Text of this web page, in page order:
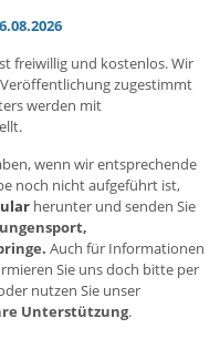
freiwillig und kostenlos. Wir
zugestimmt
werden mit
wenn wir entsprechende
noch nicht aufgeführt ist,
herunter und senden Sie
Auch für Informationen
Sie uns doch bitte per
nutzen Sie unser
Unterstützung.